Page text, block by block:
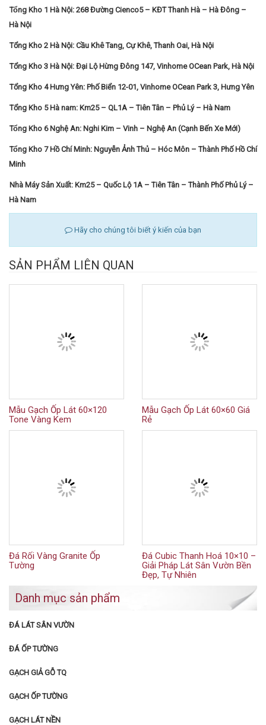
Tổng Kho 1 Hà Nội: 268 Đường Cienco5 – KĐT Thanh Hà – Hà Đông –
Hà Nội
Tổng Kho 2 Hà Nội: Cầu Khê Tang, Cự Khê, Thanh Oai, Hà Nội
Tổng Kho 3 Hà Nội: Đại Lộ Hừng Đông 147, Vinhome OCean Park, Hà Nội
Tổng Kho 4 Hưng Yên: Phố Biển 12-01, Vinhome OCean Park 3, Hưng Yên
Tổng Kho 5 Hà nam: Km25 – QL1A – Tiên Tân – Phủ Lý – Hà Nam
Tổng Kho 6 Nghệ An: Nghi Kim – Vinh – Nghệ An (Cạnh Bến Xe Mới)
Tổng Kho 7 Hồ Chí Minh: Nguyễn Ảnh Thủ – Hóc Môn – Thành Phố Hồ Chí
Minh
Nhà Máy Sản Xuất: Km25 – Quốc Lộ 1A – Tiên Tân – Thành Phố Phủ Lý –
Hà Nam
Hãy cho chúng tôi biết ý kiến của bạn
SẢN PHẨM LIÊN QUAN
Mẫu Gạch Ốp Lát 60×120
Tone Vàng Kem
Mẫu Gạch Ốp Lát 60×60 Giá
Rẻ
Đá Rối Vàng Granite Ốp
Tường
Đá Cubic Thanh Hoá 10×10 –
Giải Pháp Lát Sân Vườn Bền
Đẹp, Tự Nhiên
Danh mục sản phẩm
ĐÁ LÁT SÂN VƯỜN
ĐÁ ỐP TƯỜNG
GẠCH GIẢ GỖ TQ
GẠCH ỐP TƯỜNG
GẠCH LÁT NỀN